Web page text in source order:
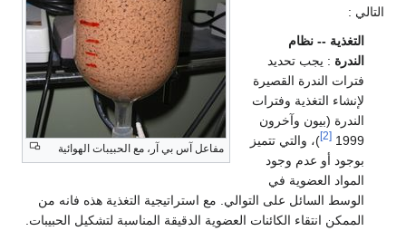
مفاعل آس بي آر، مع الحبيبات الهوائية
التالي :
التغذية -- نظام
الندرة : يجب تحديد
فترات الندرة القصيرة
لإنشاء التغذية وفترات
الندرة (بيون وآخرون
1999
[2]
)، والتي تتميز
بوجود أو عدم وجود
المواد العضوية في
الوسط السائل على التوالي. مع استراتيجية التغذية هذه فانه من
الممكن انتقاء الكائنات العضوية الدقيقة المناسبة لتشكيل الحبيبات.